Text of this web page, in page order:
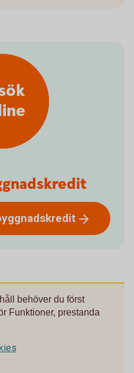
behöver du först
Funktioner, prestanda